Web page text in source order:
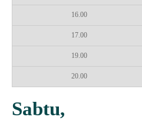
16.00
17.00
19.00
20.00
Sabtu,